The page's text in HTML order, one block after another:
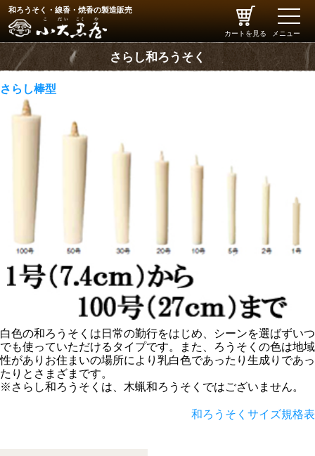
和ろうそく・線香・焼香の製造販売
カートを見る
toggle
メニュー
さらし和ろうそく
さらし棒型
白色の和ろうそくは日常の勤行をはじめ、シーンを選ばずいつ
でも使っていただけるタイプです。また、ろうそくの色は地域
性がありお住まいの場所により乳白色であったり生成りであっ
たりとさまざまです。
※さらし和ろうそくは、木蝋和ろうそくではございません。
和ろうそくサイズ規格表